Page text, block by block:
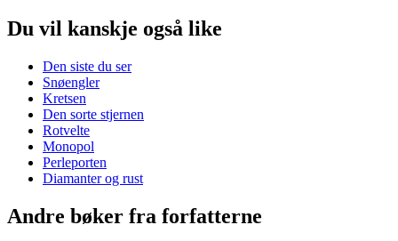
Du vil kanskje også like
Den siste du ser
Snøengler
Kretsen
Den sorte stjernen
Rotvelte
Monopol
Perleporten
Diamanter og rust
Andre bøker fra forfatterne